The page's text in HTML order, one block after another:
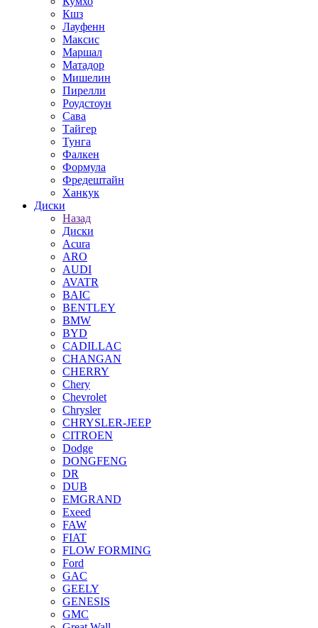
Кшз
Лауфенн
Максис
Маршал
Матадор
Мишелин
Пирелли
Роудстоун
Сава
Тайгер
Тунга
Фалкен
Формула
Фредештайн
Ханкук
Диски
Назад
Диски
Acura
ARO
AUDI
AVATR
BAIC
BENTLEY
BMW
BYD
CADILLAC
CHANGAN
CHERRY
Chery
Chevrolet
Chrysler
CHRYSLER-JEEP
CITROEN
Dodge
DONGFENG
DR
DUB
EMGRAND
Exeed
FAW
FIAT
FLOW FORMING
Ford
GAC
GEELY
GENESIS
GMC